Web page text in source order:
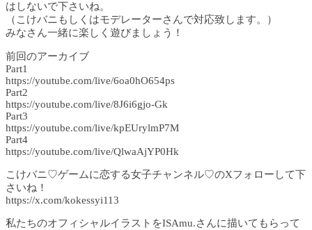
はしないで下さいね。
（こけバニもしくはモデレーターさんで対応致します。）
みなさん一緒に楽しく遊びましょう！
前回のアーカイブ
Part1
https://youtube.com/live/6oa0hO654ps
Part2
https://youtube.com/live/8J6i6gjo-Gk
Part3
https://youtube.com/live/kpEUrylmP7M
Part4
https://youtube.com/live/QlwaAjYP0Hk
こけバニ♡ゲームに恋する女子チャンネル♡のXフォローして下
さいね！
https://x.com/kokessyi113
私たちのオフィシャルイラストをISAmu.さんに描いてもらって